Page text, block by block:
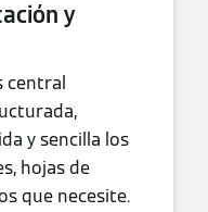
y
central
y sencilla los
hojas de
que necesite.